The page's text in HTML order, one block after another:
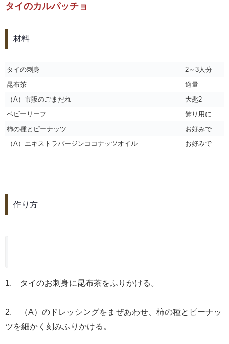
タイのカルパッチョ
材料
タイの刺身
2～3人分
昆布茶
適量
（A）市販のごまだれ
大匙2
ベビーリーフ
飾り用に
柿の種とピーナッツ
お好みで
（A）エキストラバージンココナッツオイル
お好みで
作り方
1. タイのお刺身に昆布茶をふりかける。
2. （A）のドレッシングをまぜあわせ、柿の種とピーナッ
ツを細かく刻みふりかける。